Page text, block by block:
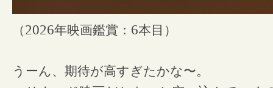
（2026年映画鑑賞： 6本目）
うーん、期待が高すぎたかな〜。